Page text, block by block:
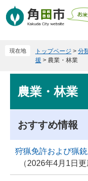
ー
ニ
現在地 トップページ > 分
援 > 農業・林業
農業・林業
おすすめ情報
狩猟免許および猟
2026年4月1日更